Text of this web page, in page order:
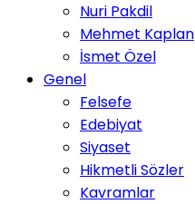
Nuri Pakdil
Mehmet Kaplan
İsmet Özel
Genel
Felsefe
Edebiyat
Siyaset
Hikmetli Sözler
Kavramlar